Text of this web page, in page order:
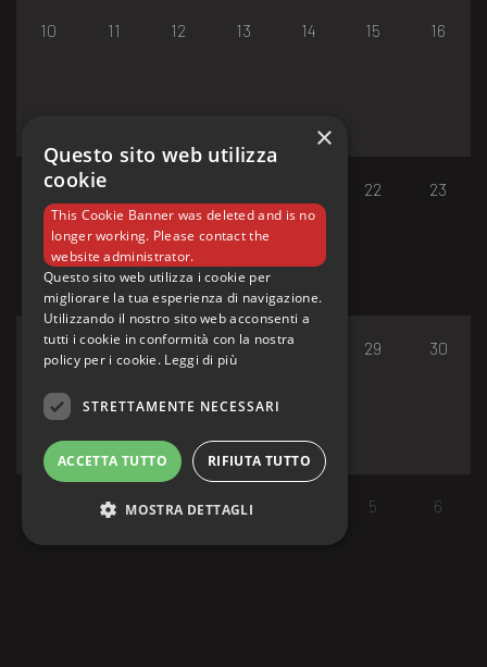
10 11 12 13 14 15 16
17 18 22 23
24 25 26 27 29 30
1 2 3 5 6
×
Questo sito web utilizza
cookie
This Cookie Banner was deleted and is no
longer working. Please contact the
website administrator.
Questo sito web utilizza i cookie per
migliorare la tua esperienza di navigazione.
Utilizzando il nostro sito web acconsenti a
tutti i cookie in conformità con la nostra
policy per i cookie. Leggi di più
STRETTAMENTE NECESSARI
ACCETTA TUTTO RIFIUTA TUTTO
MOSTRA DETTAGLI